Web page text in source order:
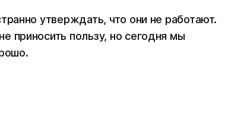
утверждать, что они не работают.
приносить пользу, но сегодня мы